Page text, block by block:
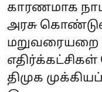
காரணமாக
அரசு
திமுக